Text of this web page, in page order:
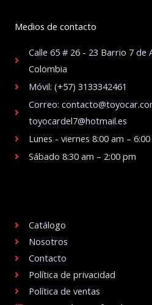
Medios de contacto
Calle 65 # 26 - 23 Barrio 7
Colombia
Móvil: (+57) 3133342461
Correo:
toyocardel7@hotmail.es
Lunes - viernes 8:00 am –
Sábado 8:30 am – 2:00 pm
Catálogo
Nosotros
Contacto
Política de privacidad
Política de ventas